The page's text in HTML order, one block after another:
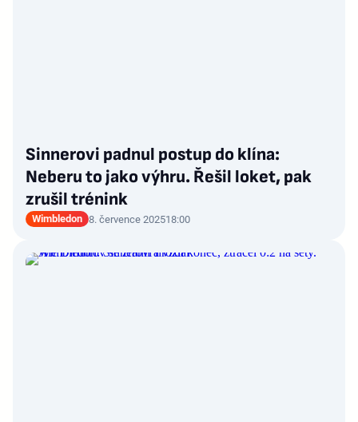
Sinnerovi padnul postup do klína:
Neberu to jako výhru. Řešil loket, pak
zrušil trénink
Wimbledon 8. července 202518:00